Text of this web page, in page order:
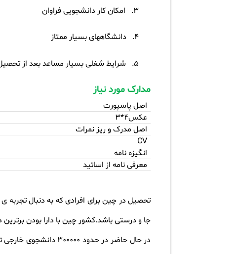
3. امکان کار دانشجویی فراوان
4. دانشگاههای بسیار ممتاز
5. شرایط شغلی بسیار مساعد بعد از
مدارک مورد نیاز
اصل پاسپورت
عکس4*3
اصل مدرک و ریز نمرات
CV
انگیزه نامه
معرفی نامه از اساتید
تحصیل در چین برای افرادی که به دنبال تجربه
جا و درستی باشد.کشور چین با دارا بودن
در حال حاضر در